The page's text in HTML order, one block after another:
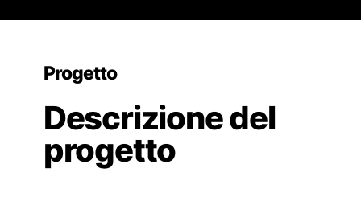
Progetto
Descrizione del
progetto